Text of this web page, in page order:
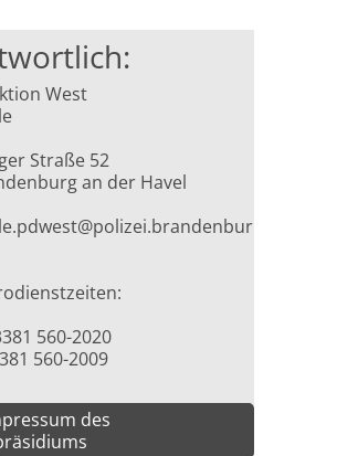
West
Straße 52
an der Havel
560-2020
560-2009
des